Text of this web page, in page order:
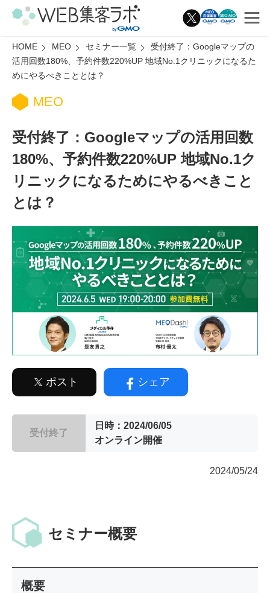
HOME MEO セミナー一覧
受付終了：Googleマップの
活用回数180%、予約件数220%UP 地域No.1クリニックになるた
めにやるべきこととは？
MEO
受付終了：Googleマップの活用回数
180%、予約件数220%UP 地域No.1ク
リニックになるためにやるべきこと
とは？
ポスト シェア
受付終了
日時：2024/06/05
オンライン開催
2024/05/24
セミナー概要
概要